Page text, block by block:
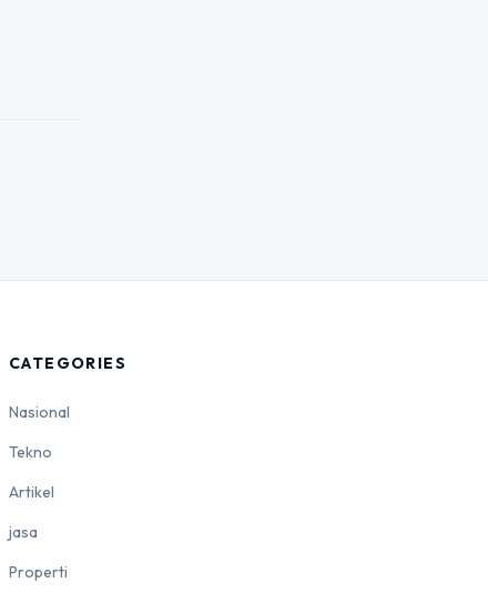
CATEGORIES
Nasional
Tekno
Artikel
jasa
Properti